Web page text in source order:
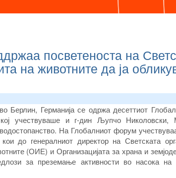
посветеноста на
на животните да ја
Берлин, Германија се одржа десеттиот
учествуваше и г-дин Љупчо Николовски,
На Глобалниот форум
до генералниот директор на Светската
(ОИЕ) и Организацијата за храна и
за преземање активности во насока